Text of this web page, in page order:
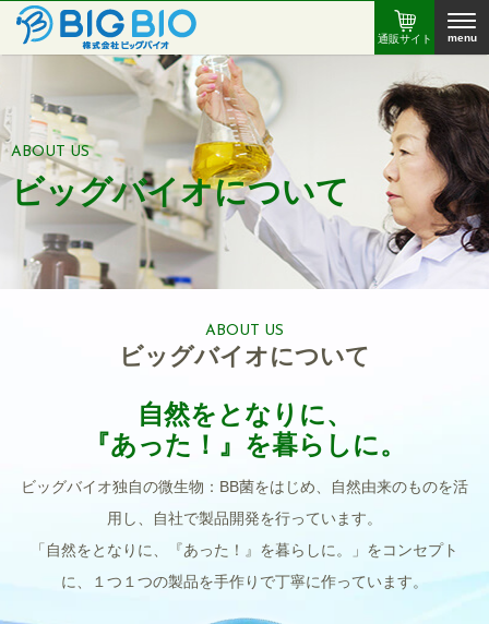
ABOUT US
ビッグバイオについて
通販サイト
ABOUT US
ビッグバイオについて
自然をとなりに、
『あった！』を暮らしに。
ビッグバイオ独自の微生物：BB菌をはじめ、自然由来のものを活
用し、自社で製品開発を行っています。
「自然をとなりに、『あった！』を暮らしに。」をコンセプト
に、１つ１つの製品を手作りで丁寧に作っています。
menu